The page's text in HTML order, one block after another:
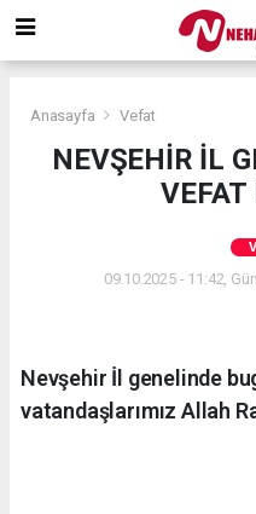
Anasayfa Vefat
NEVŞEHİR İL
VEFAT
09.10.2025 - 11:42,
Nevşehir İl genelinde
vatandaşlarımız Allah